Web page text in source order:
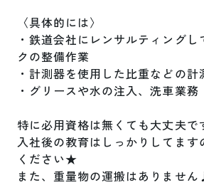
〈具体的には〉
・鉄道会社にレンサルティングし
クの整備作業
・計測器を使用した比重などの計
・グリースや水の注入、洗車業務
特に必用資格は無くても大丈夫で
入社後の教育はしっかりしてます
ください★
また、重量物の運搬はありませ